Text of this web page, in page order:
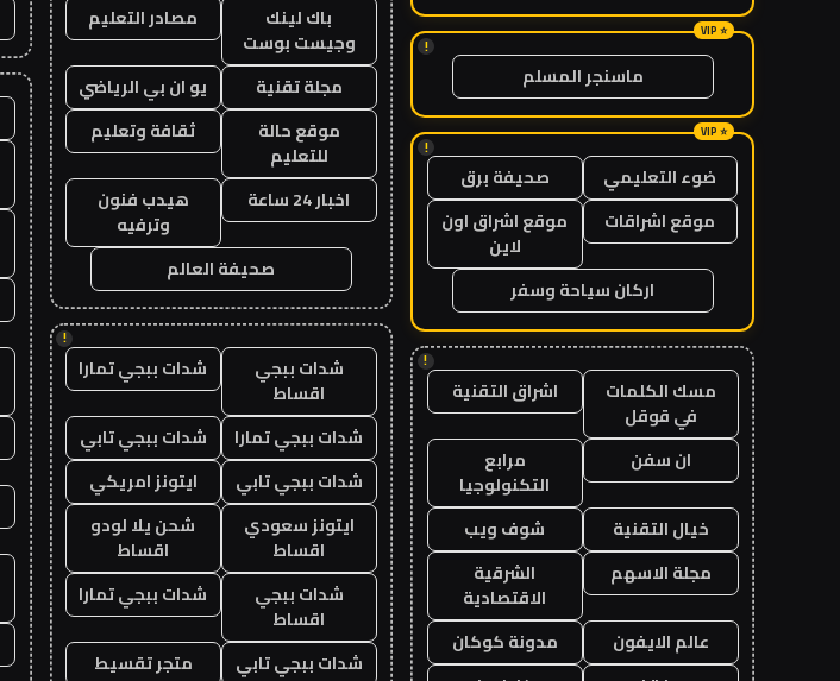
!
ماسنجر المسلم
!
ضوء التعليمي
صحيفة برق
موقع اشراقات
موقع اشراق اون
لاين
اركان سياحة وسفر
!
مسك الكلمات
في قوقل
اشراق التقنية
ان سفن
مرابع
التكنولوجيا
خيال التقنية
شوف ويب
مجلة الاسهم
الشرقية
الاقتصادية
عالم الايفون
مدونة كوكان
باك لينك
وجيست بوست
مصادر التعليم
مجلة تقنية
يو ان بي الرياضي
موقع حالة
للتعليم
ثقافة وتعليم
اخبار 24 ساعة
هيدب فنون
وترفيه
صحيفة العالم
!
شدات ببجي
اقساط
شدات ببجي تمارا
شدات ببجي تمارا
شدات ببجي تابي
شدات ببجي تابي
ايتونز امريكي
ايتونز سعودي
اقساط
شحن يلا لودو
اقساط
شدات ببجي
اقساط
شدات ببجي تمارا
شدات ببجي تابي
متجر تقسيط